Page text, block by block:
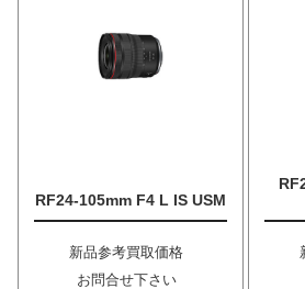
RF24-105mm F4 L IS USM
新品参考買取価格
お問合せ下さい